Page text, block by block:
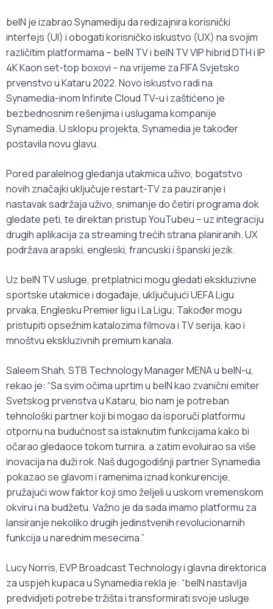
beIN je izabrao Synamediju da redizajnira korisnički
interfejs (UI) i obogati korisničko iskustvo (UX) na svojim
različitim platformama – beIN TV i beIN TV VIP hibrid DTH i IP
4K Kaon set-top boxovi – na vrijeme za FIFA Svjetsko
prvenstvo u Kataru 2022. Novo iskustvo radi na
Synamedia-inom Infinite Cloud TV-u i zaštićeno je
bezbednosnim rešenjima i uslugama kompanije
Synamedia. U sklopu projekta, Synamedia je također
postavila novu glavu.
Pored paralelnog gledanja utakmica uživo, bogatstvo
novih značajki uključuje restart-TV za pauziranje i
nastavak sadržaja uživo, snimanje do četiri programa dok
gledate peti, te direktan pristup YouTubeu – uz integraciju
drugih aplikacija za streaming trećih strana planiranih. UX
podržava arapski, engleski, francuski i španski jezik.
Uz beIN TV usluge, pretplatnici mogu gledati ekskluzivne
sportske utakmice i događaje, uključujući UEFA Ligu
prvaka, Englesku Premier ligu i La Ligu; Također mogu
pristupiti opsežnim katalozima filmova i TV serija, kao i
mnoštvu ekskluzivnih premium kanala.
Saleem Shah, STB Technology Manager MENA u beIN-u,
rekao je: “Sa svim očima uprtim u beIN kao zvanični emiter
Svetskog prvenstva u Kataru, bio nam je potreban
tehnološki partner koji bi mogao da isporuči platformu
otpornu na budućnost sa istaknutim funkcijama kako bi
očarao gledaoce tokom turnira, a zatim evoluirao sa više
inovacija na duži rok. Naš dugogodišnji partner Synamedia
pokazao se glavom i ramenima iznad konkurencije,
pružajući wow faktor koji smo željeli u uskom vremenskom
okviru i na budžetu. Važno je da sada imamo platformu za
lansiranje nekoliko drugih jedinstvenih revolucionarnih
funkcija u narednim mesecima.”
Lucy Norris, EVP Broadcast Technology i glavna direktorica
za uspjeh kupaca u Synamedia rekla je: “beIN nastavlja
predvidjeti potrebe tržišta i transformirati svoje usluge